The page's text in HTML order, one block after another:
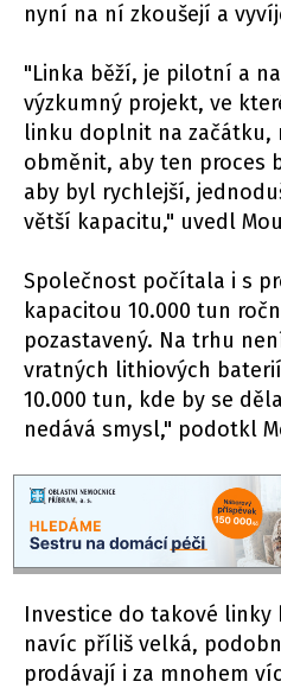
nyní na ní zkoušejí a
"Linka běží, je pilotní a
výzkumný projekt, ve
linku doplnit na začátku,
obměnit, aby ten proces
aby byl rychlejší,
větší kapacitu," uvedl
Společnost počítala i s
kapacitou 10.000 tun
pozastavený. Na trhu
vratných lithiových
10.000 tun, kde by se
nedává smysl," podotkl
Investice do takové linky
navíc příliš velká,
prodávají i za mnohem